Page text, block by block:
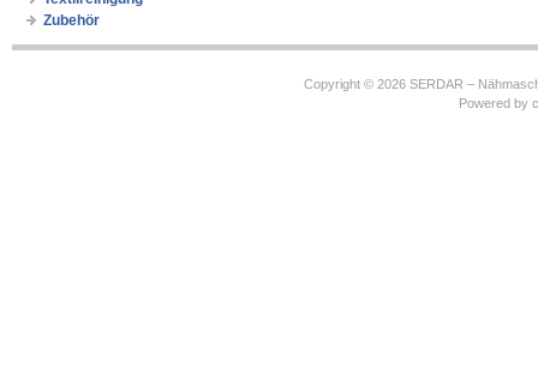
Zubehör
Copyright © 2026 SERDAR –
Powered by